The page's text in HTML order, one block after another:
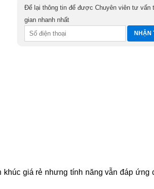
Để lại thông tin để được Chuyên viên tư vấn
gian nhanh nhất
giá rẻ nhưng tính năng vẫn đáp ứng